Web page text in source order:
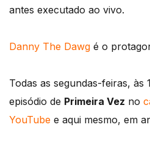
antes executado ao vivo.
Danny The Dawg é o
Todas as segundas-feiras, às
episódio de Primeira Vez no
YouTube e aqui mesmo, em